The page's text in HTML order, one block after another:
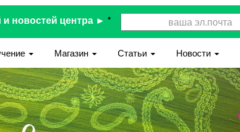
и новостей центра ► *
Магазин Статьи Новости